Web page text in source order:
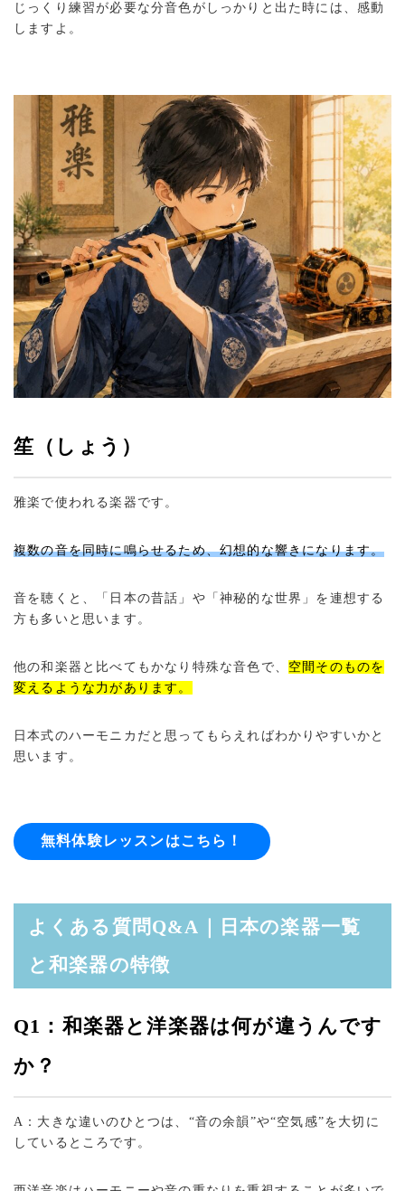
じっくり練習が必要な分音色がしっかりと出た時には、感動
しますよ。
笙（しょう）
雅楽で使われる楽器です。
複数の音を同時に鳴らせるため、幻想的な響きになります。
音を聴くと、「日本の昔話」や「神秘的な世界」を連想する
方も多いと思います。
他の和楽器と比べてもかなり特殊な音色で、 空間そのものを
変えるような力があります。
日本式のハーモニカだと思ってもらえればわかりやすいかと
思います。
無料体験レッスンはこちら！
よくある質問Q&A｜日本の楽器一覧
と和楽器の特徴
Q1：和楽器と洋楽器は何が違うんです
か？
A：大きな違いのひとつは、“音の余韻”や“空気感”を大切に
しているところです。